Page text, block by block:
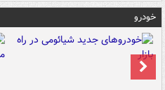
خودرو